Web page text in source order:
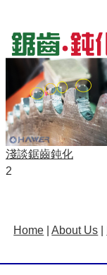
淺談鋸齒鈍化
2
Home |About Us